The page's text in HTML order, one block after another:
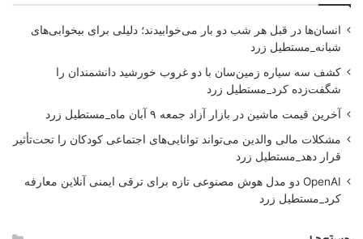
انسان‌ها در قبل هر شب دو بار می‌خوابیدند؛ دلیلی برای بیخوابی‌های
شبانه_مستطیل زرد
کشف سه سیاره زمین‌سان با دو غروب خورشید دانشمندان را
شگفت‌زده کرد_مستطیل زرد
آخرین قیمت ماشین در بازار آزاد جمعه ۹ آبان ماه_مستطیل زرد
مشکلات مالی والدین می‌تواند توانایی‌های اجتماعی کودکان را تحت‌تأثیر
قرار دهد_مستطیل زرد
OpenAI دو مدل هوش مصنوعی تازه برای ترقی ایمنی آنلاین معارفه
کرد_مستطیل زرد